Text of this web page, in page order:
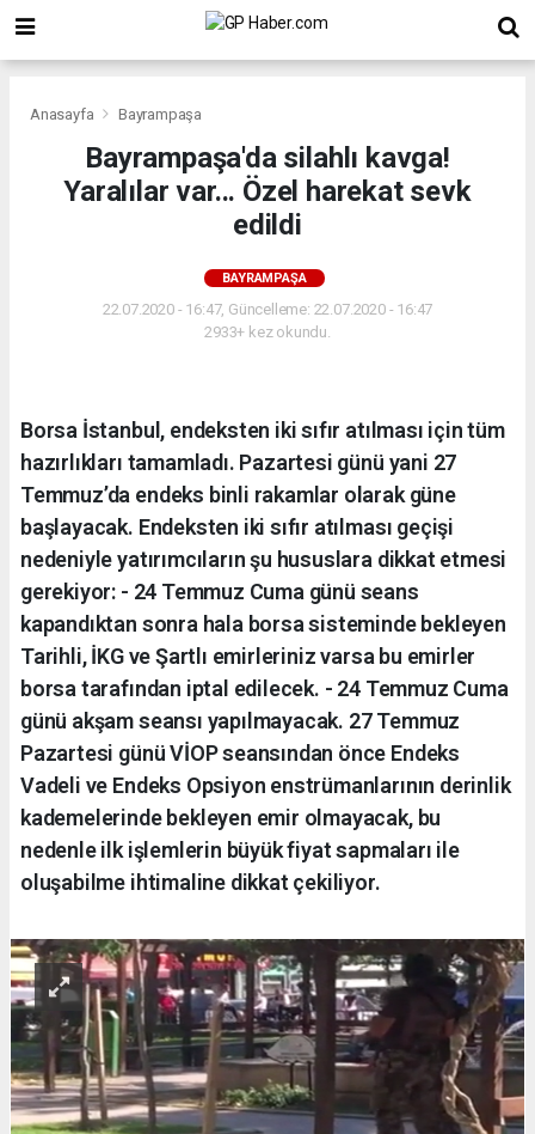
Anasayfa Bayrampaşa
Bayrampaşa'da silahlı kavga!
Yaralılar var... Özel harekat sevk
edildi
BAYRAMPAŞA
22.07.2020 - 16:47, Güncelleme: 22.07.2020 - 16:47
2933+ kez okundu.
Borsa İstanbul, endeksten iki sıfır atılması için tüm
hazırlıkları tamamladı. Pazartesi günü yani 27
Temmuz’da endeks binli rakamlar olarak güne
başlayacak. Endeksten iki sıfır atılması geçişi
nedeniyle yatırımcıların şu hususlara dikkat etmesi
gerekiyor: - 24 Temmuz Cuma günü seans
kapandıktan sonra hala borsa sisteminde bekleyen
Tarihli, İKG ve Şartlı emirleriniz varsa bu emirler
borsa tarafından iptal edilecek. - 24 Temmuz Cuma
günü akşam seansı yapılmayacak. 27 Temmuz
Pazartesi günü VİOP seansından önce Endeks
Vadeli ve Endeks Opsiyon enstrümanlarının derinlik
kademelerinde bekleyen emir olmayacak, bu
nedenle ilk işlemlerin büyük fiyat sapmaları ile
oluşabilme ihtimaline dikkat çekiliyor.